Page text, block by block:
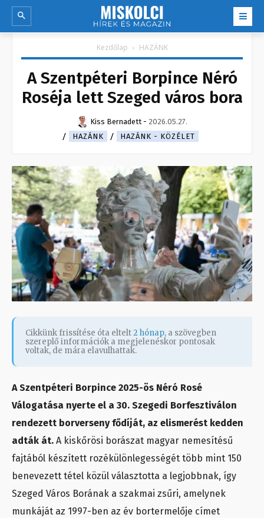
Kezdőlap HAZÁNK
A Szentpéteri Borpince Néró
Roséja lett Szeged város bora
Kiss Bernadett - 2026.05.27.
HAZÁNK
HAZÁNK - KÖZÉLET
Cikkünk frissítése óta eltelt2 hónap, a szövegben
szereplő információk a megjelenéskor pontosak
voltak, de mára elavulhattak.
A Szentpéteri Borpince 2025-ös Néró Rosé
Válogatása nyerte el a 30. Szegedi Borfesztiválon
rendezett borverseny fődíját, az elismerést kedden
adták át. A kiskőrösi borászat magyar nemesítésű
fajtából készített rozékülönlegességét több mint 150
benevezett tétel közül választotta a legjobbnak, így
Szeged Város Borának a szakmai zsűri, amelynek
munkáját az 1997-ben az év bortermelője címet